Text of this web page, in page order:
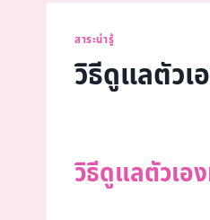
สาระน่ารู้
วิธีดูแลตัว
วิธีดูแลตัวเอ